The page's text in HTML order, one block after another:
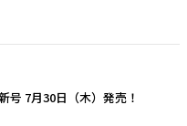
7月30日（木）発売！